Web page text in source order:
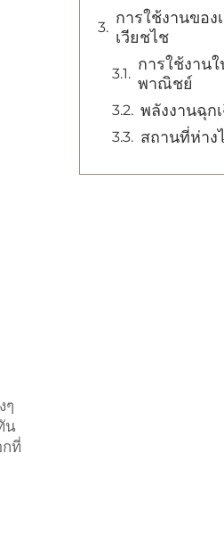
ๆ
น
ที่
การใช้งานของ
เวียชไช
การใช้งาน
พาณิชย์
พลังงานฉุก
สถานที่ห่าง